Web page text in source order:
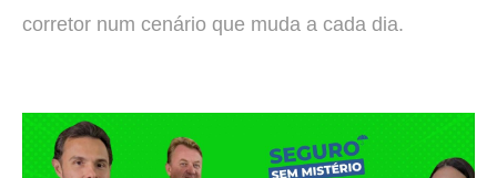
corretor num cenário que muda a cada dia.